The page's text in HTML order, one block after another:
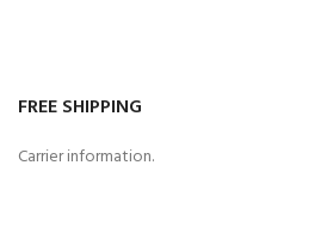
FREE SHIPPING
Carrier information.